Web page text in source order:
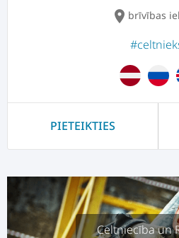
location_on brīvības
PIETEIKTIES
Celtniecība un